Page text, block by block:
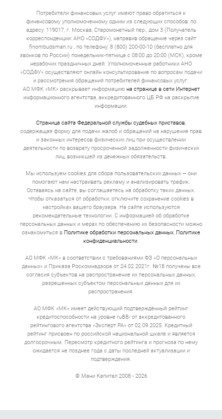
Займы с обеспечением
Сумма может достигать 30 000 000. Срок — от 1
до 5 лет. Гарантией выступает имущество.
Ставка по займу адекватная, потому что
кредитор снижает свои риски за счет полученной
гарантии. Проценты сопоставимы с
банковскими, а иногда и ниже.
Как взять займ онлайн в
Назране?
Выбор продукта. Большинство людей ищут
деньги под самый низкий процент. Это
неправильно. Это имеет значение, но вторичное.
Первична цель. Если вам нужно 20 000 на 3
недели до зарплаты, то вам не нужен кредит под
автомастерскую и вам не хватает миллиона на
покупку подъемников, то не стоит брать
микрозайм под 0% на первый месяц. Через 30 дн.
вы будете вынуждены отдать всю сумму займа с
огромной надбавкой.
Договор. В законе прописано требование, что
полная стоимость кредита указывается
понятным шрифтом в правом верхнем углу
первой страницы. Это главная цифра договора
займа, которая включает все: проценты,
Получение денег. Деньги приходят в течение
нескольких минут, иногда секунд. Если вы
оформляете займ на развитие бизнеса или
приобретение оборудования, то перевод может
идти по межбанковским каналам до 3 рабочих
Полная стоимость кредита
онлайн
Ставка 0,8% в день выглядит безобидно. Умножьте на
365 дней — получите 292% годовых. Это не запугивание,
процент превращаются в 11 600. То есть 1500 руб. за
Потребители финансовых услуг имеют право обратиться к
финансовому уполномоченному одним из следующих способов: по
адресу: 119017, г. Москва, Старомонетный пер., дом 3 (Получатель
корреспонденции: АНО «СОДФУ»), направив обращение через сайт
finombudsman.ru , по телефону: 8 (800) 200-00-10 (бесплатно для
звонков по России) понедельник-пятница с 08:00 до 20:00 (МСК), кроме
нерабочих праздничных дней. Уполномоченные работники АНО
«СОДФУ» осуществляют онлайн консультирование по вопросам подачи
и рассмотрения обращений потребителей финансовых услуг.
АО МФК «МК» раскрывает информацию на странице в сети Интернет
информационного агентства, аккредитованного ЦБ РФ на раскрытие
информации.
Страница сайта Федеральной службы судебных приставов,
содержащая форму для подачи жалоб и обращений на нарушение прав
и законных интересов физических лиц при осуществлении
деятельности по возврату просроченной задолженности физических
лиц, возникшей из денежных обязательств.
Мы используем cookies для сбора пользовательских данных — они
помогают нам настраивать рекламу и анализировать трафик.
Оставаясь на сайте, вы соглашаетесь на обработку таких данных.
Чтобы отказаться от обработки, отключите сохранение cookies в
настройках вашего браузера. На сайте используются
рекомендательные технологии. С информацией об обработке
персональных данных и мерах по обеспечению их безопасности можно
ознакомиться в Политике обработки персональных данных, Политике
конфиденциальности.
АО МФК «МК» в соответствии с требованиями ФЗ «О персональных
данных» и Приказа Роскомнадзора от 24.02.2021г. №18 получены все
согласия субъектов на распространение их персональных данных,
разрешенных субъектом персональных данных для их
распространения.
АО МФК «МК» имеет действующий подтверждённый рейтинг
кредитоспособности на уровне ruBB- от аккредитованного
рейтингового агентства «Эксперт РА» от 02.09.2025. Кредитный
рейтинг присвоен по российской национальной шкале и является
долгосрочным. Пересмотр кредитного рейтинга и прогноза по нему
ожидается не позднее года с даты последней актуализации и
подтверждения.
© Мани Капитал 2008 - 2026